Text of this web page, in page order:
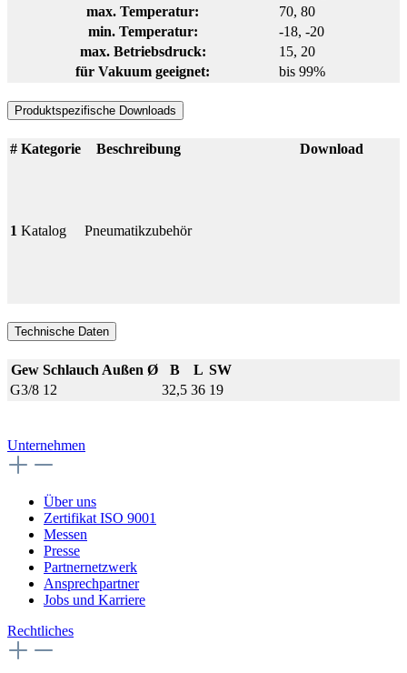
max. Temperatur:
70, 80
min. Temperatur:
-18, -20
max. Betriebsdruck:
15, 20
für Vakuum geeignet:
bis 99%
Produktspezifische Downloads
# Kategorie Beschreibung Download
1 Katalog Pneumatikzubehör
Technische Daten
Gew Schlauch Außen Ø B L SW
G3/8 12 32,5 36 19
Unternehmen
Über uns
Zertifikat ISO 9001
Messen
Presse
Partnernetzwerk
Ansprechpartner
Jobs und Karriere
Rechtliches